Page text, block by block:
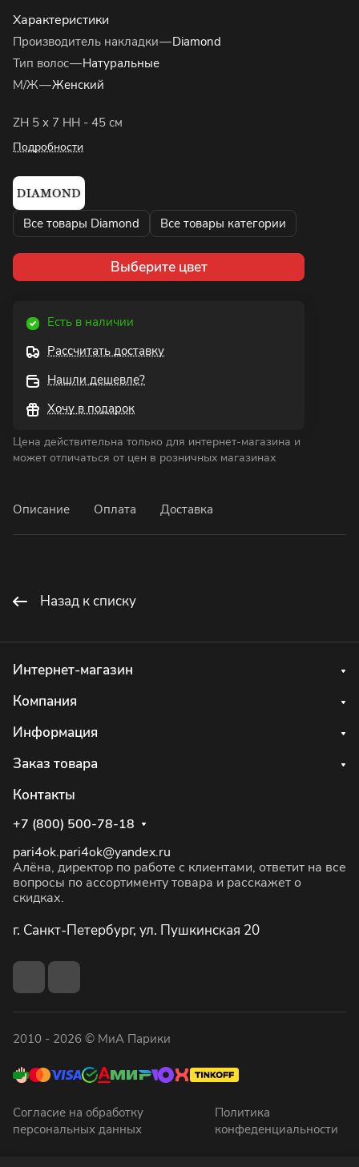
Характеристики
Производитель накладки—Diamond
Тип волос—Натуральные
М/Ж—Женский
ZH 5 x 7 HH - 45 см
Подробности
Все товары Diamond Все товары категории
Выберите цвет
Есть в наличии
Рассчитать доставку
Нашли дешевле?
Хочу в подарок
Цена действительна только для интернет-магазина и
может отличаться от цен в розничных магазинах
Описание Оплата Доставка
Назад к списку
Интернет-магазин
Компания
Информация
Заказ товара
Контакты
+7 (800) 500-78-18
pari4ok.pari4ok@yandex.ru
Алёна, директор по работе с клиентами, ответит на все
вопросы по ассортименту товара и расскажет о
скидках.
г. Санкт-Петербург, ул. Пушкинская 20
2010 - 2026 © МиА Парики
Согласие на обработку
персональных данных
Политика
конфеденциальности